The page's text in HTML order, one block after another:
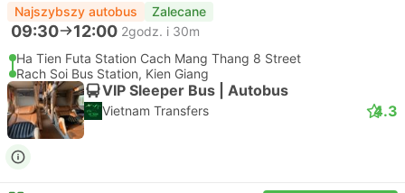
Najszybszy autobus Zalecane
09:30 12:00 2godz. i 30m
Ha Tien Futa Station Cach Mang Thang 8 Street
Rach Soi Bus Station, Kien Giang
VIP Sleeper Bus | Autobus
Vietnam Transfers 4.3